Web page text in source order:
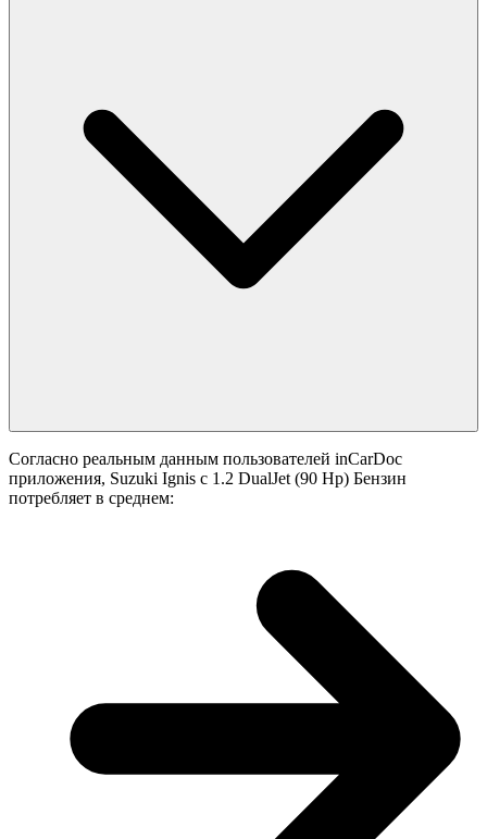
Согласно реальным данным пользователей inCarDoc
приложения, Suzuki Ignis с 1.2 DualJet (90 Hp) Бензин
потребляет в среднем: